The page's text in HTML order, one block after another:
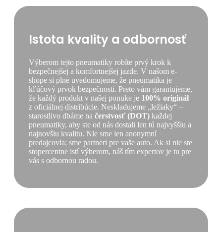
Istota kvality a odbornosť
Výberom tejto pneumatiky robíte prvý krok k
bezpečnejšej a komfortnejšej jazde. V našom e-
shope si plne uvedomujeme, že pneumatika je
kľúčový prvok bezpečnosti. Preto vám garantujeme,
že každý produkt v našej ponuke je 100% originál
z oficiálnej distribúcie. Neskladujeme „ležiaky“ –
starostlivo dbáme na čerstvosť (DOT) každej
pneumatiky, aby ste od nás dostali len tú najvyššiu a
najnovšiu kvalitu. Nie sme len anonymní
predajcovia; sme partneri pre vaše auto. Ak si nie ste
stopercentne istí výberom, náš tím expertov je tu pre
vás s odbornou radou.